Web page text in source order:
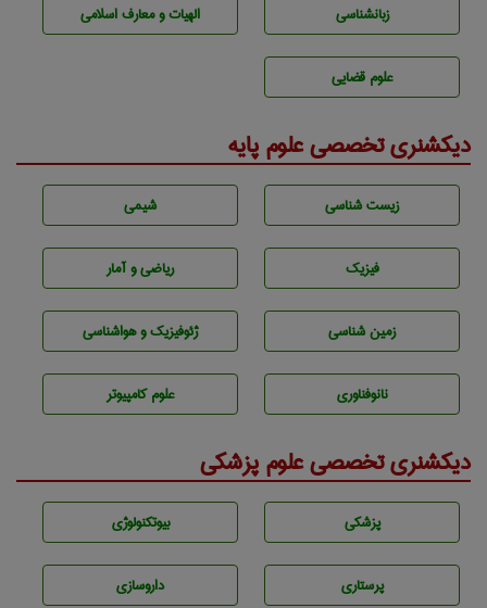
زبانشناسی الهیات و معارف اسلامی
علوم قضایی
دیکشنری تخصصی علوم پایه
زيست شناسی شيمی
فیزیک ریاضی و آمار
زمين شناسی ژئوفيزيك و هواشناسی
نانوفناوری علوم کامپیوتر
دیکشنری تخصصی علوم پزشکی
پزشكی بيوتكنولوژی
پرستاری داروسازی